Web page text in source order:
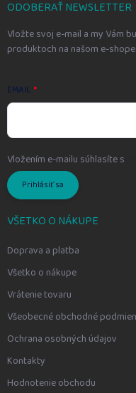
ODOBERAŤ NEWSLETTER
Vložte svoj e-mail a my Vám
produktoch na našom e-shope.
EMAIL
Vložením e-mailu súhlasíte s
Prihlásiť sa
VŠETKO O NÁKUPE
Doprava a platba
Všetko o nákupe
Vrátenie tovaru
Všeobecné obchodné
Ochrana osobných údajov
Kontakty
Hodnotenie obchodu